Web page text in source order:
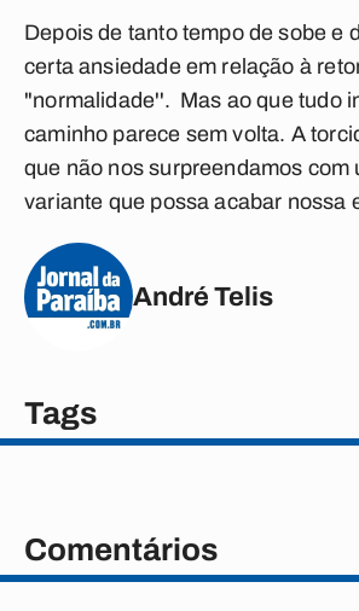
Depois de tanto tempo de sobe e
certa ansiedade em relação à
"normalidade''. Mas ao que tudo
caminho parece sem volta. A
que não nos surpreendamos com
variante que possa acabar nossa
André Telis
Tags
Comentários